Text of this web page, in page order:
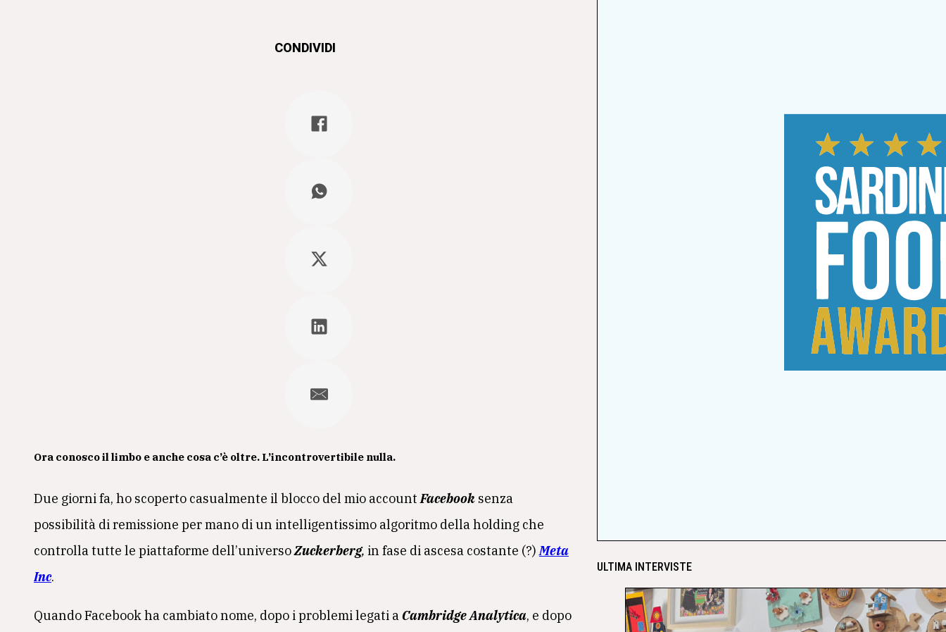
CONDIVIDI
Ora conosco il limbo e anche cosa c’è oltre. L’incontrovertibile nulla.
Due giorni fa, ho scoperto casualmente il blocco del mio accountFacebook senza
possibilità di remissione per mano di un intelligentissimo algoritmo della holding che
controlla tutte le piattaforme dell’universoZuckerberg, in fase di ascesa costante (?)Meta
Inc.
Quando Facebook ha cambiato nome, dopo i problemi legati aCambridge Analytica, e dopo
ULTIMA INTERVISTE